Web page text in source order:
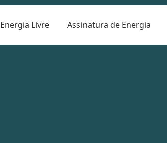
Energia Livre Assinatura de Energia